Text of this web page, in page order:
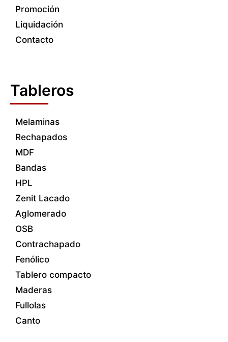
Promoción
Liquidación
Contacto
Tableros
Melaminas
Rechapados
MDF
Bandas
HPL
Zenit Lacado
Aglomerado
OSB
Contrachapado
Fenólico
Tablero compacto
Maderas
Fullolas
Canto